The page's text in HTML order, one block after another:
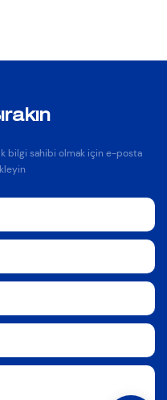
bilgi sahibi olmak için e-posta